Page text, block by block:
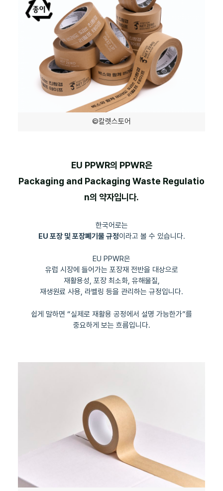
©칼렛스토어
EU PPWR의 PPWR은
Packaging and Packaging Waste Regulatio
n의 약자입니다.
한국어로는
EU 포장 및 포장폐기물 규정이라고 볼 수 있습니다.
EU PPWR은
유럽 시장에 들어가는 포장재 전반을 대상으로
재활용성, 포장 최소화, 유해물질,
재생원료 사용, 라벨링 등을 관리하는 규정입니다.
쉽게 말하면 “실제로 재활용 공정에서 설명 가능한가”를
중요하게 보는 흐름입니다.